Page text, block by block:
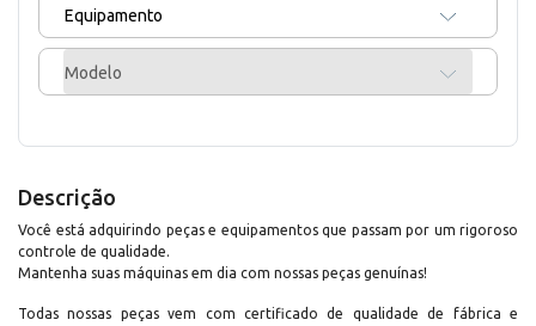
Equipamento
Modelo
Descrição
Você está adquirindo peças e equipamentos que passam por um rigoroso
controle de qualidade.
Mantenha suas máquinas em dia com nossas peças genuínas!
Todas nossas peças vem com certificado de qualidade de fábrica e